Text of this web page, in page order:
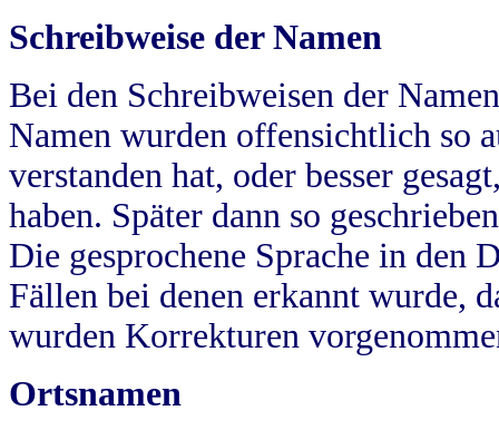
Schreibweise der Namen
Bei den Schreibweisen der
Namen wurden offensichtlich so
verstanden hat, oder besser
haben. Später dann so
Die gesprochene Sprache in
Fällen bei denen erkannt wurde,
wurden Korrekturen
Ortsnamen